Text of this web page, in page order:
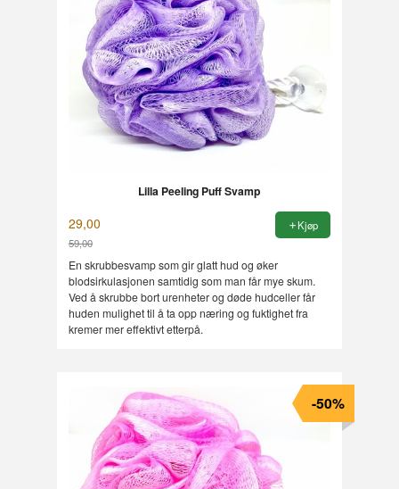
Lilla Peeling Puff Svamp
29,00
59,00
Rabatt
Kjøp
En skrubbesvamp som gir glatt hud og øker
blodsirkulasjonen samtidig som man får mye skum.
Ved å skrubbe bort urenheter og døde hudceller får
huden mulighet til å ta opp næring og fuktighet fra
kremer mer effektivt etterpå.
-50%